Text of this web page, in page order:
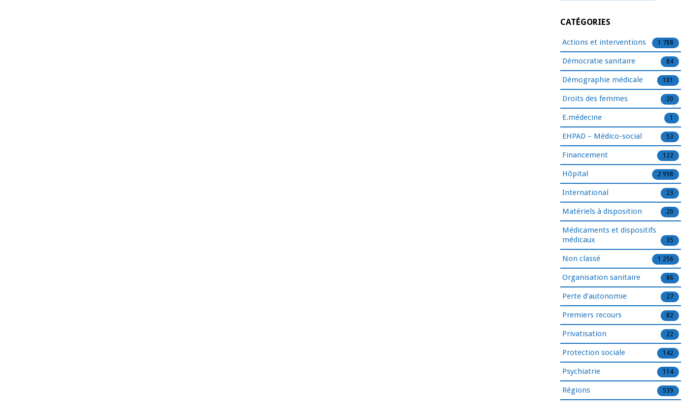
CATÉGORIES
Actions et interventions 1 788
Démocratie sanitaire 84
Démographie médicale 101
Droits des femmes 20
E.médecine 1
EHPAD – Médico-social 53
Financement 122
Hôpital 2 998
International 23
Matériels à disposition 20
Médicaments et dispositifs
médicaux
35
Non classé 1 256
Organisation sanitaire 86
Perte d'autonomie 27
Premiers recours 82
Privatisation 22
Protection sociale 142
Psychiatrie 114
Régions 539